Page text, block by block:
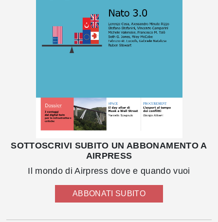
SOTTOSCRIVI SUBITO UN ABBONAMENTO A
AIRPRESS
Il mondo di Airpress dove e quando vuoi
ABBONATI SUBITO